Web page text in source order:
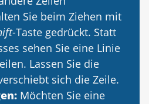
Sie beim Ziehen mit
-Taste gedrückt. Statt
sehen Sie eine Linie
Lassen Sie die
sich die Zeile.
Möchten Sie eine